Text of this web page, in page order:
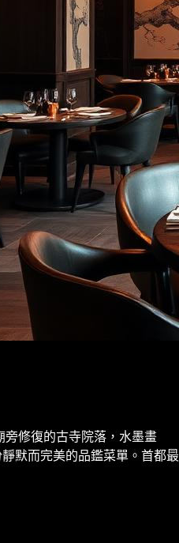
修復的古寺院落，水墨畫
默而完美的品鑑菜單。首都最